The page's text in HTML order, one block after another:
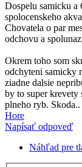
Dospelu samicku a
spolocenskeho
Chovatela o par
odchovu a
Okrem toho som
odchyteni samicky
ziadne dalsie
by to super krevety
plneho ryb. Skoda..
Hore
Napísať odpoveď
Náhľad pre